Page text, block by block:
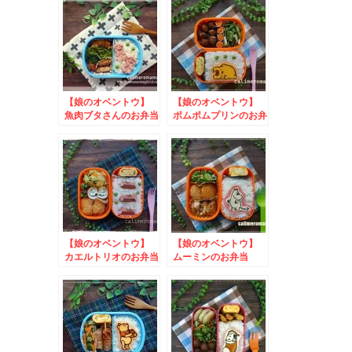
【娘のオベントウ】
魚肉ブタさんのお弁当
【娘のオベントウ】
ポムポムプリンのお弁
【娘のオベントウ】
カエルトリオのお弁当
【娘のオベントウ】
ムーミンのお弁当